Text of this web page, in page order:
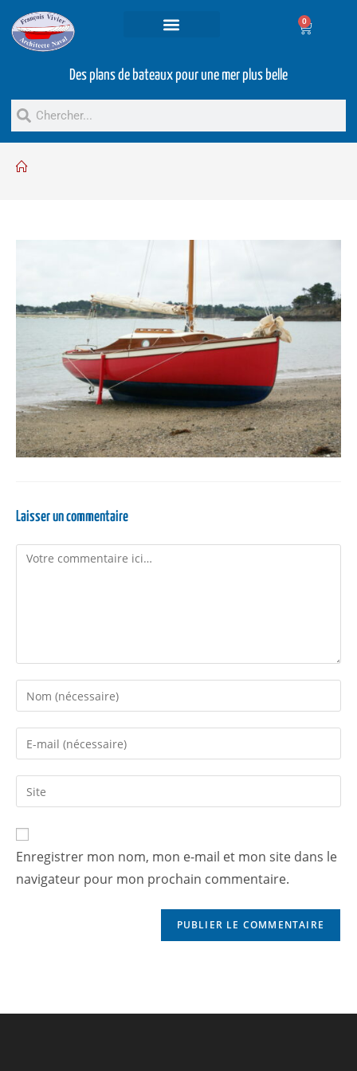
0
Des plans de bateaux pour une mer plus belle
Laisser un commentaire
Enregistrer mon nom, mon e-mail et mon site dans le
navigateur pour mon prochain commentaire.